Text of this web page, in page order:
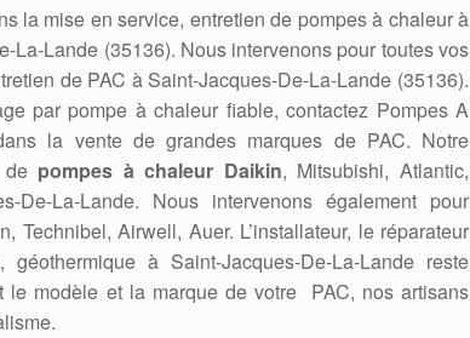
la mise en service, entretien de pompes à chaleur à
La-Lande (35136). Nous intervenons pour toutes vos
de PAC à Saint-Jacques-De-La-Lande (35136).
par pompe à chaleur fiable, contactez Pompes A
la vente de grandes marques de PAC. Notre
de pompes à chaleur Daikin, Mitsubishi, Atlantic,
De-La-Lande. Nous intervenons également pour
Technibel, Airwell, Auer. L’installateur, le réparateur
à Saint-Jacques-De-La-Lande reste
le modèle et la marque de votre PAC, nos artisans